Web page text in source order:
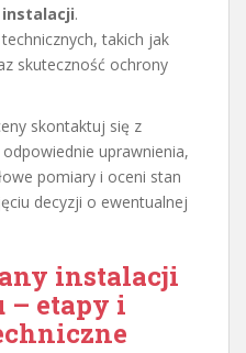
.
takich jak
skuteczność ochrony
skontaktuj się z
uprawnienia,
pomiary i oceni stan
decyzji o ewentualnej
instalacji
– etapy i